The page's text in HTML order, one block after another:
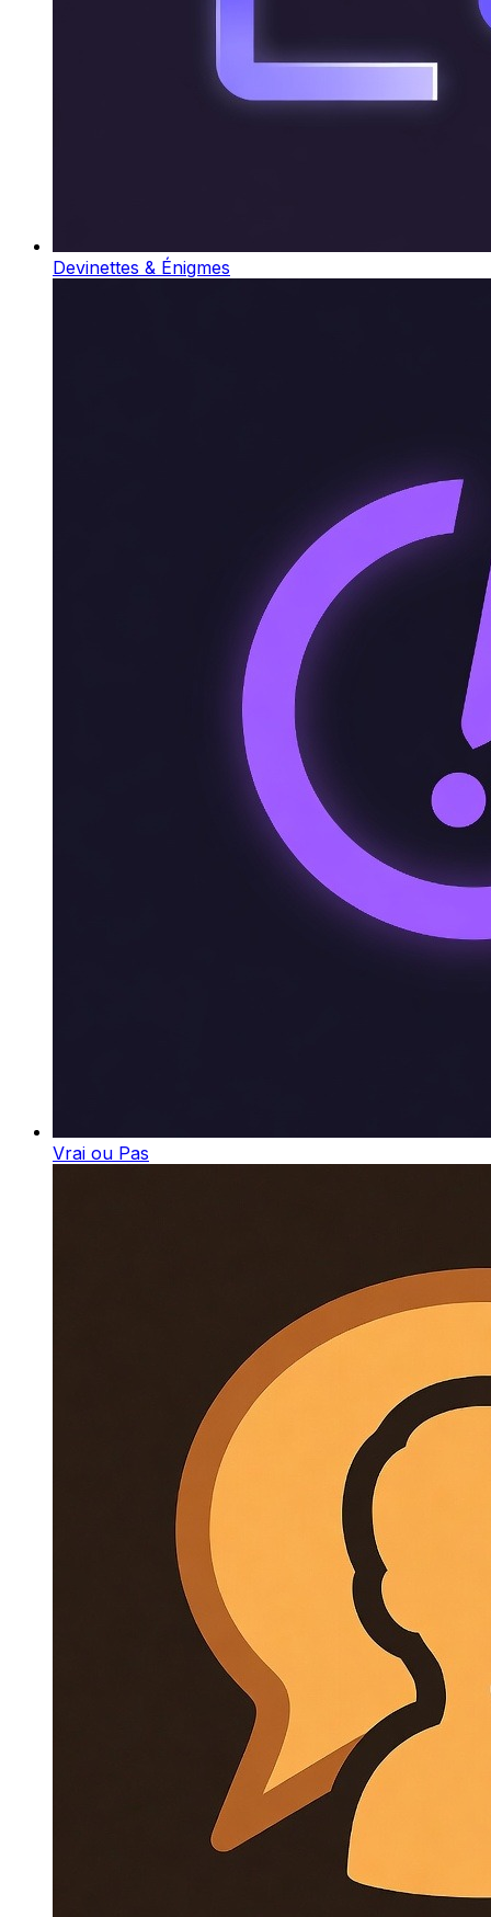
Devinettes & Énigmes
Vrai ou Pas